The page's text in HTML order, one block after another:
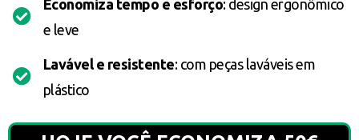
Economiza tempo e esforço: design ergonômico
e leve
Lavável e resistente: com peças laváveis em
plástico